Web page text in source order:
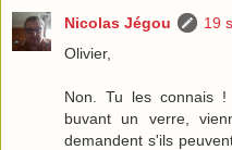
Nicolas Jégou
19
Olivier,
Non. Tu les connais
buvant un verre,
demandent s'ils